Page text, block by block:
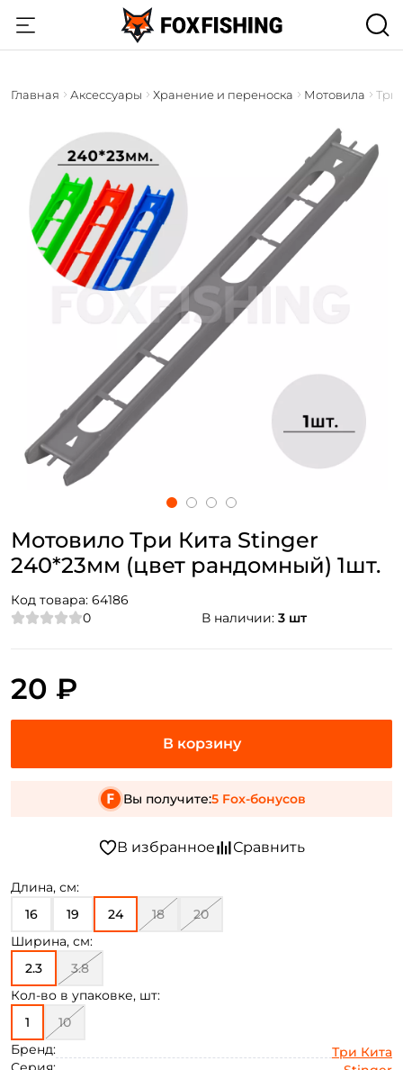
Главная Аксессуары Хранение и переноска Мотовила Три
Мотовило Три Кита Stinger
240*23мм (цвет рандомный) 1шт.
Код товара: 64186
0
В наличии: 3 шт
Длина, см:
16
19 24 18
20
Ширина, см:
2.3
3.8
Кол-во в упаковке, шт:
1
10
Бренд:
Три Кита
20 ₽
Вы получите:5 Fox-бонусов